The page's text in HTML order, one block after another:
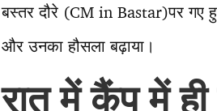
बस्तर दौरे (CM in Bastar)पर गए
और उनका हौसला बढ़ाया।
रात में कैंप में